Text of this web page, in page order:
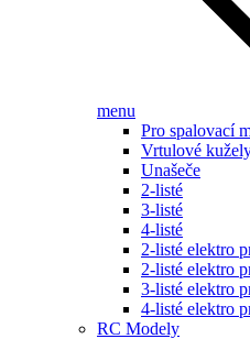
menu
Pro spalovací
Vrtulové
Unašeče
2-listé
3-listé
4-listé
2-listé elektro
2-listé elektro
3-listé elektro
4-listé elektro
RC Modely